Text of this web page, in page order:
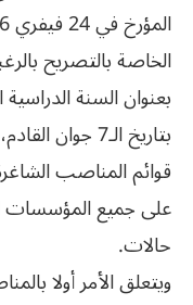
الخاصة بالتصريح
بعنوان السنة الدراسية
بتاريخ الـ7
قوائم المناصب
على جميع المؤسسات
حالات.
ويتعلق الأمر أولا